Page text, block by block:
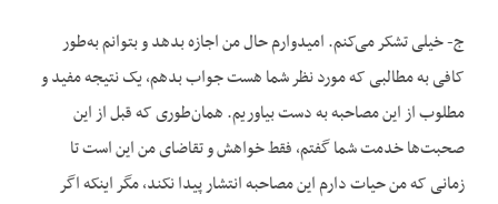
ج- خیلی تشکر می‌‌کنم. امیدوارم حال من اجازه بدهد و بتوانم به‌‌طور
کافی به مطالبی که مورد نظر شما هست جواب بدهم، یک نتیجه مفید و
مطلوب از این مصاحبه به دست بیاوریم. همان‌طوری که قبل از این
صحبت‌‌ها خدمت شما گفتم، فقط خواهش و تقاضای من این است تا
زمانی که من حیات دارم این مصاحبه انتشار پیدا نکند، مگر اینکه اگر